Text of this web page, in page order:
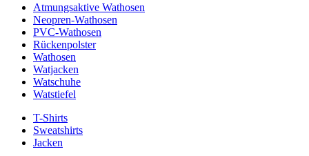
Atmungsaktive Wathosen
Neopren-Wathosen
PVC-Wathosen
Rückenpolster
Wathosen
Watjacken
Watschuhe
Watstiefel
T-Shirts
Sweatshirts
Jacken